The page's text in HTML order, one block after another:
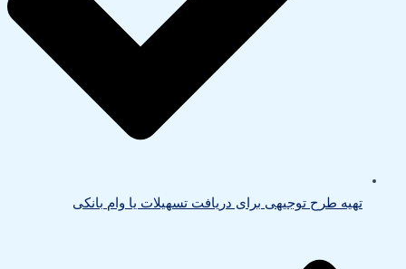
تهیه طرح توجیهی برای دریافت تسهیلات یا وام بانکی